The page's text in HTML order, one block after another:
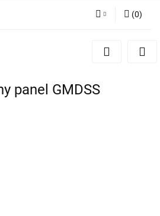
Zaloguj się
(0)
panel GMDSS